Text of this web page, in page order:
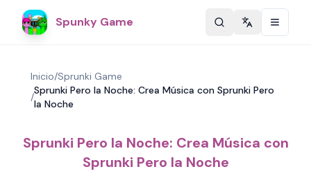
Spunky Game Change
Inicio/Sprunki Game
/
Sprunki Pero la Noche: Crea Música con Sprunki Pero
la Noche
Sprunki Pero la Noche: Crea Música con
Sprunki Pero la Noche